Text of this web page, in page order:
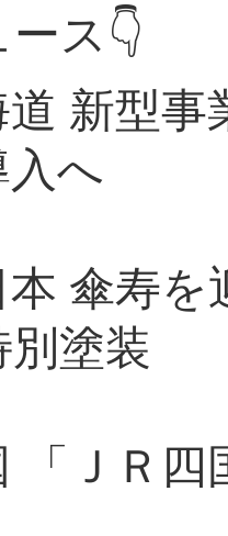
ス👇
新型
へ
傘寿
塗装
「ＪＲ